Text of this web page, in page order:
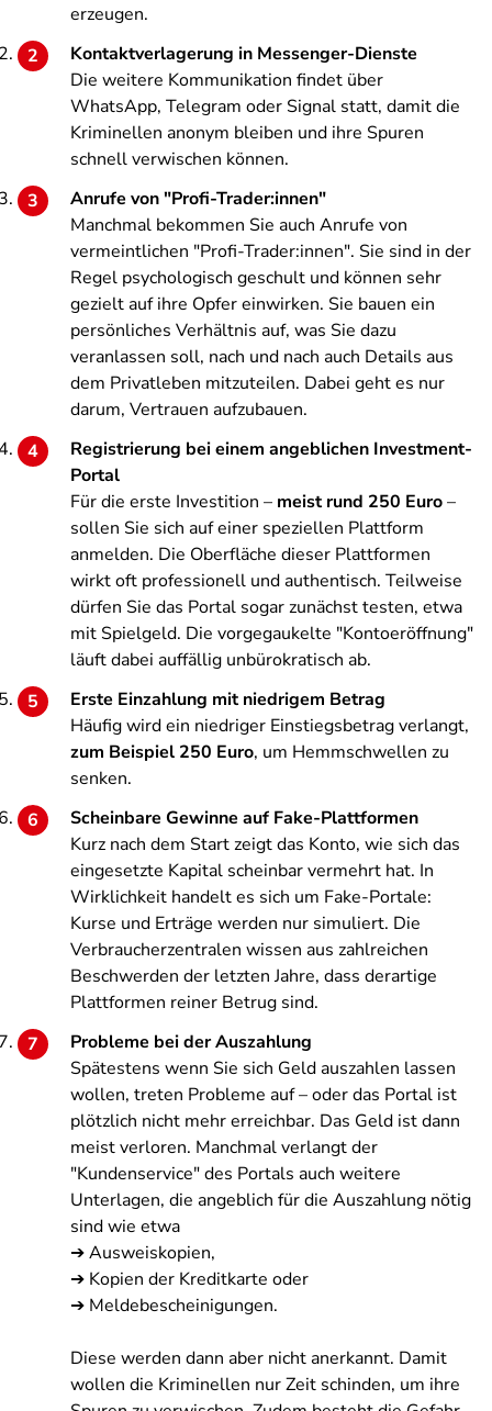
erzeugen.
Kontaktverlagerung in Messenger-Dienste
Die weitere Kommunikation findet über
WhatsApp, Telegram oder Signal statt, damit die
Kriminellen anonym bleiben und ihre Spuren
schnell verwischen können.
Anrufe von "Profi-Trader:innen"
Manchmal bekommen Sie auch Anrufe von
vermeintlichen "Profi-Trader:innen". Sie sind in der
Regel psychologisch geschult und können sehr
gezielt auf ihre Opfer einwirken. Sie bauen ein
persönliches Verhältnis auf, was Sie dazu
veranlassen soll, nach und nach auch Details aus
dem Privatleben mitzuteilen. Dabei geht es nur
darum, Vertrauen aufzubauen.
Registrierung bei einem angeblichen Investment-
Portal
Für die erste Investition – meist rund 250 Euro–
sollen Sie sich auf einer speziellen Plattform
anmelden. Die Oberfläche dieser Plattformen
wirkt oft professionell und authentisch. Teilweise
dürfen Sie das Portal sogar zunächst testen, etwa
mit Spielgeld. Die vorgegaukelte "Kontoeröffnung"
läuft dabei auffällig unbürokratisch ab.
Erste Einzahlung mit niedrigem Betrag
Häufig wird ein niedriger Einstiegsbetrag verlangt,
zum Beispiel 250 Euro, um Hemmschwellen zu
senken.
Scheinbare Gewinne auf Fake-Plattformen
Kurz nach dem Start zeigt das Konto, wie sich das
eingesetzte Kapital scheinbar vermehrt hat. In
Wirklichkeit handelt es sich um Fake-Portale:
Kurse und Erträge werden nur simuliert. Die
Verbraucherzentralen wissen aus zahlreichen
Beschwerden der letzten Jahre, dass derartige
Plattformen reiner Betrug sind.
Probleme bei der Auszahlung
Spätestens wenn Sie sich Geld auszahlen lassen
wollen, treten Probleme auf – oder das Portal ist
plötzlich nicht mehr erreichbar. Das Geld ist dann
meist verloren. Manchmal verlangt der
"Kundenservice" des Portals auch weitere
Unterlagen, die angeblich für die Auszahlung nötig
sind wie etwa
➔ Ausweiskopien,
➔ Kopien der Kreditkarte oder
➔ Meldebescheinigungen.
Diese werden dann aber nicht anerkannt. Damit
wollen die Kriminellen nur Zeit schinden, um ihre